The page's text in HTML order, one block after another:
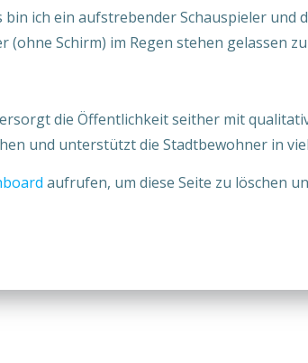
ich ein aufstrebender Schauspieler
(ohne Schirm) im Regen stehen gelassen
die Öffentlichkeit seither mit
und unterstützt die Stadtbewohner in
aufrufen, um diese Seite zu löschen